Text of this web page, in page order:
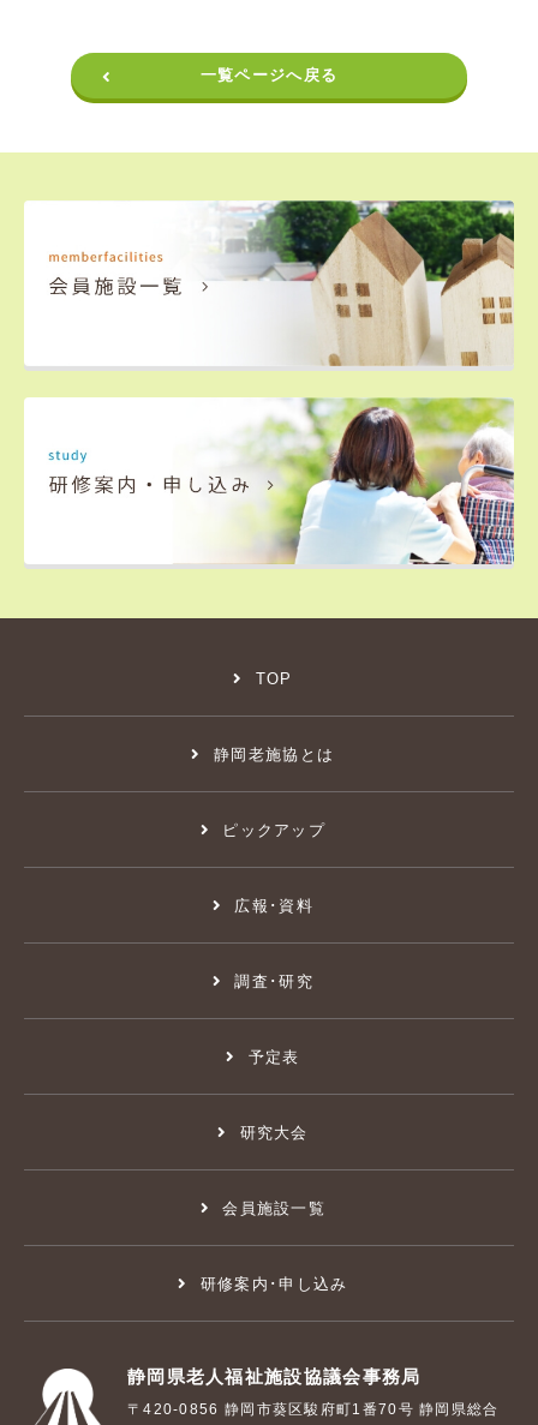
一覧ページへ戻る
TOP
静岡老施協とは
ピックアップ
広報･資料
調査･研究
予定表
研究大会
会員施設一覧
研修案内･申し込み
静岡県老人福祉施設協議会事務局
〒420-0856 静岡市葵区駿府町1番70号 静岡県総合